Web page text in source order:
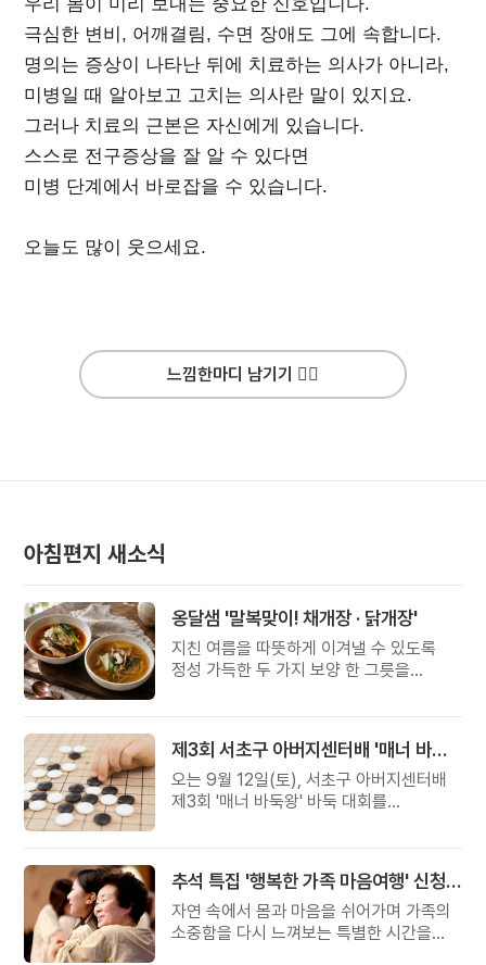
극심한 변비, 어깨결림, 수면 장애도 그에 속합니다.
명의는 증상이 나타난 뒤에 치료하는 의사가 아니라,
미병일 때 알아보고 고치는 의사란 말이 있지요.
그러나 치료의 근본은 자신에게 있습니다.
스스로 전구증상을 잘 알 수 있다면
미병 단계에서 바로잡을 수 있습니다.
오늘도 많이 웃으세요.
느낌한마디 남기기 ✍🏻
아침편지 새소식
옹달샘 '말복맞이! 채개장 · 닭개장'
지친 여름을 따뜻하게 이겨낼 수 있도록
정성 가득한 두 가지 보양 한 그릇을
제3회 서초구 아버지센터배 '매너 바둑왕' 대회
오는 9월 12일(토), 서초구 아버지센터배
제3회 '매너 바둑왕' 바둑 대회를
추석 특집 '행복한 가족 마음여행' 신청 안내
자연 속에서 몸과 마음을 쉬어가며 가족의
소중함을 다시 느껴보는 특별한 시간을